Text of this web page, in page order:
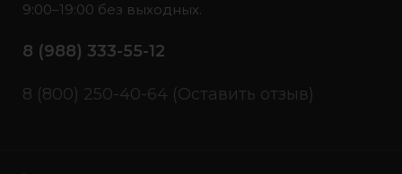
9:00–19:00 без выходных.
8 (988) 333-55-12
8 (800) 250-40-64 (Оставить отзыв)